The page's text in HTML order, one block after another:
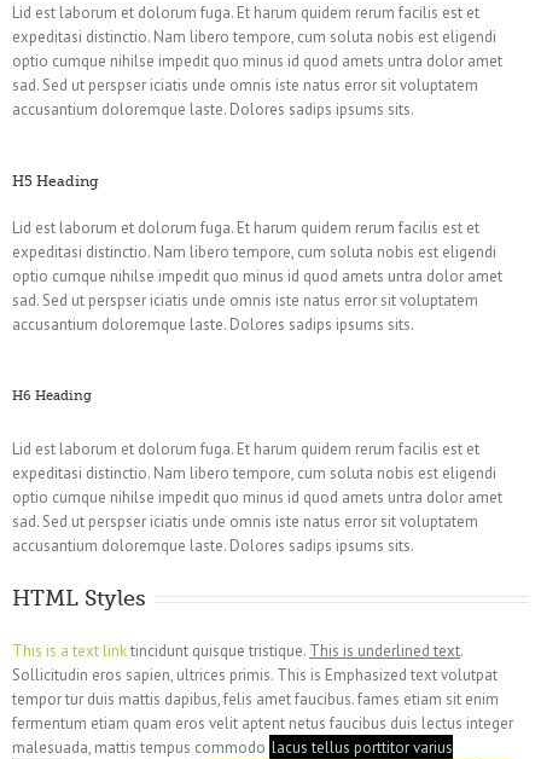
Lid est laborum et dolorum fuga. Et harum quidem rerum facilis est et
expeditasi distinctio. Nam libero tempore, cum soluta nobis est eligendi
optio cumque nihilse impedit quo minus id quod amets untra dolor amet
sad. Sed ut perspser iciatis unde omnis iste natus error sit voluptatem
accusantium doloremque laste. Dolores sadips ipsums sits.
H5 Heading
Lid est laborum et dolorum fuga. Et harum quidem rerum facilis est et
expeditasi distinctio. Nam libero tempore, cum soluta nobis est eligendi
optio cumque nihilse impedit quo minus id quod amets untra dolor amet
sad. Sed ut perspser iciatis unde omnis iste natus error sit voluptatem
accusantium doloremque laste. Dolores sadips ipsums sits.
H6 Heading
Lid est laborum et dolorum fuga. Et harum quidem rerum facilis est et
expeditasi distinctio. Nam libero tempore, cum soluta nobis est eligendi
optio cumque nihilse impedit quo minus id quod amets untra dolor amet
sad. Sed ut perspser iciatis unde omnis iste natus error sit voluptatem
accusantium doloremque laste. Dolores sadips ipsums sits.
HTML Styles
This is a text linktincidunt quisque tristique. This is underlined text.
Sollicitudin eros sapien, ultrices primis. This is Emphasized text volutpat
tempor tur duis mattis dapibus, felis amet faucibus. fames etiam sit enim
fermentum etiam quam eros velit aptent netus faucibus duis lectus integer
malesuada, mattis tempus commodo lacus tellus porttitor varius